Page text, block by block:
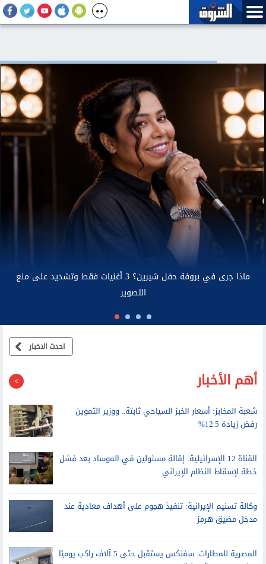
الاتصالات: صاحب عقد خط المحمول مسئول قانونيًا عن استخدامه
احدث الاخبار
أهم الأخبار
رفض زيادة 12.5%
خطة لإسقاط النظام الإيراني
مدخل مضيق هرمز
ويخدم 28 وجهة دولية